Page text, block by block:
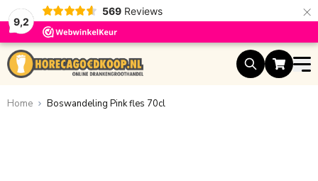
9,2
569 Reviews ×
Ga naar de inhoud
Home Boswandeling Pink fles 70cl